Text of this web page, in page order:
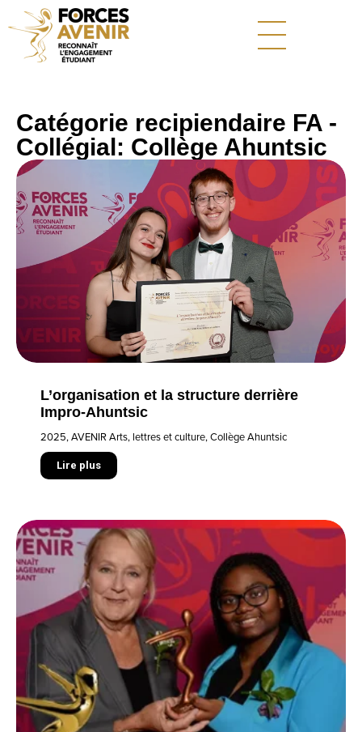
Catégorie recipiendaire FA -
Collégial: Collège Ahuntsic
L’organisation et la structure derrière
Impro-Ahuntsic
2025,AVENIR Arts, lettres et culture,Collège Ahuntsic
Lire plus